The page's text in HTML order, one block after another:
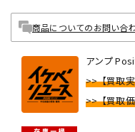
商品についてのお問い合
アンプ
>>【買取
>>【買取